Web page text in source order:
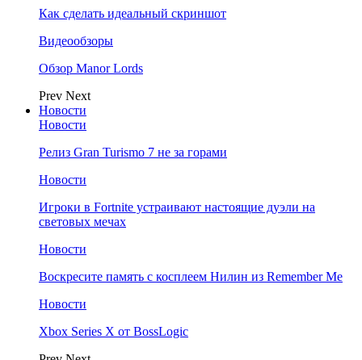
Как сделать идеальный скриншот
Видеообзоры
Обзор Manor Lords
Prev Next
Новости
Новости
Релиз Gran Turismo 7 не за горами
Новости
Игроки в Fortnite устраивают настоящие дуэли на
световых мечах
Новости
Воскресите память с косплеем Нилин из Remember Me
Новости
Xbox Series X от BossLogic